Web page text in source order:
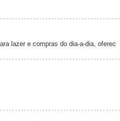
lazer e compras do dia-a-dia, oferec